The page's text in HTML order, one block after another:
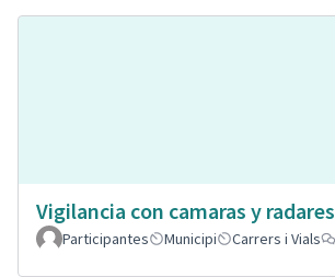
Vigilancia con camaras y radares
Participantes
Municipi Carrers i Vials